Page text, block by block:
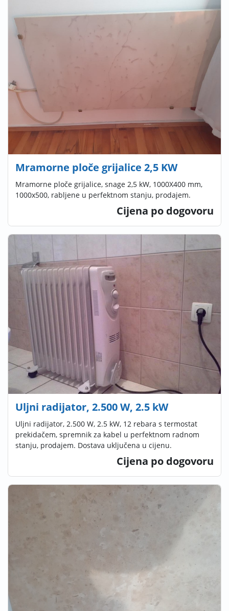
Mramorne ploče grijalice 2,5 KW
Mramorne ploče grijalice, snage 2,5 kW, 1000X400 mm,
1000x500, rabljene u perfektnom stanju, prodajem.
Cijena po dogovoru
Uljni radijator, 2.500 W, 2.5 kW
Uljni radijator, 2.500 W, 2.5 kW, 12 rebara s termostat
prekidačem, spremnik za kabel u perfektnom radnom
stanju, prodajem. Dostava uključena u cijenu.
Cijena po dogovoru